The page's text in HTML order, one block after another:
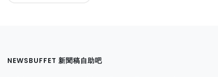
NEWSBUFFET 新聞稿自助吧